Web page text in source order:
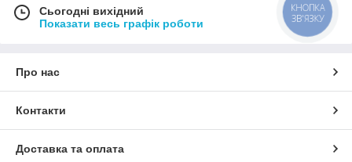
Сьогодні вихідний
Показати весь графік роботи
Про нас
Контакти
Доставка та оплата
КНОПКА
ЗВ'ЯЗКУ